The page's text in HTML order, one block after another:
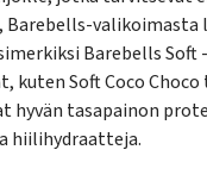
valikoimasta
Barebells Soft
kuten Soft Coco Choco
hyvän tasapainon
hiilihydraatteja.